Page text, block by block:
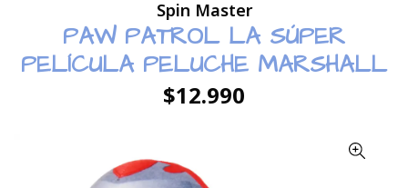
Spin Master
PAW PATROL LA SÚPER
PELÍCULA PELUCHE MARSHALL
$12.990